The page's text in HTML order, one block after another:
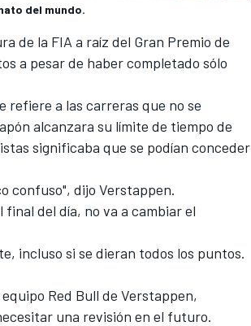
del mundo.
de la FIA a raíz del Gran Premio de
a pesar de haber completado sólo
refiere a las carreras que no se
alcanzara su límite de tiempo de
significaba que se podían conceder
confuso", dijo Verstappen.
del día, no va a cambiar el
incluso si se dieran todos los puntos.
Red Bull de Verstappen,
una revisión en el futuro.